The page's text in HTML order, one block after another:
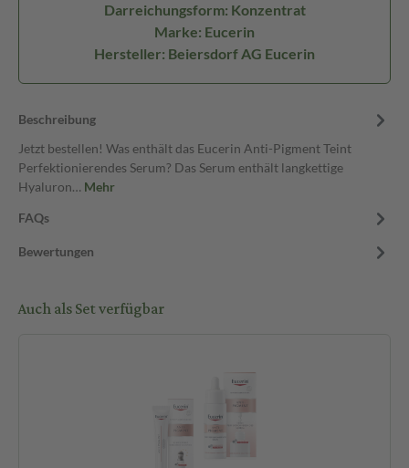
Darreichungsform: Konzentrat
Marke: Eucerin
Hersteller: Beiersdorf AG Eucerin
Beschreibung
Jetzt bestellen! Was enthält das Eucerin Anti-Pigment Teint
Perfektionierendes Serum? Das Serum enthält langkettige
Hyaluron… Mehr
FAQs
Bewertungen
Auch als Set verfügbar